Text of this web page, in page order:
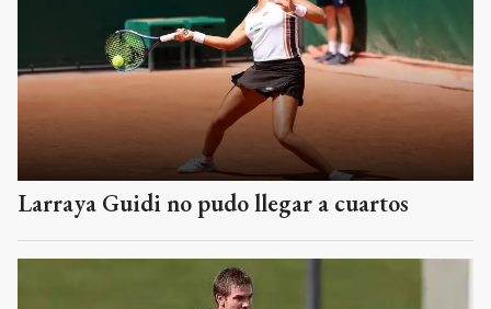
Larraya Guidi no pudo llegar a cuartos